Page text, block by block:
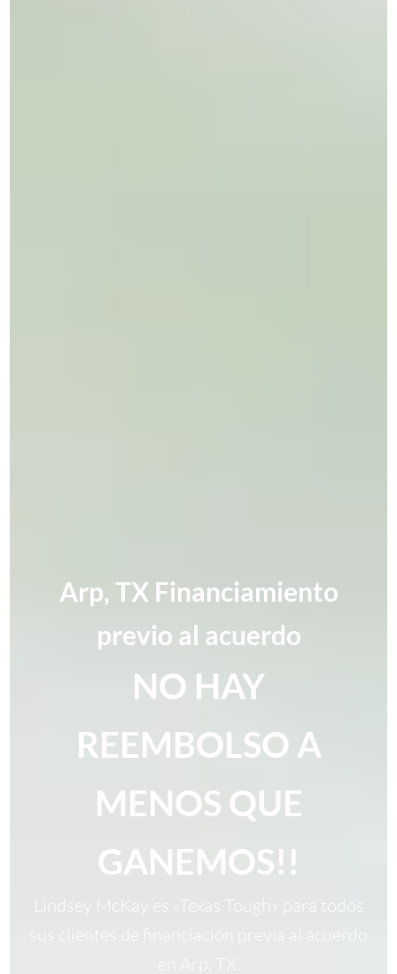
Arp, TX Financiamiento
previo al acuerdo
NO HAY
REEMBOLSO A
MENOS QUE
GANEMOS!!
Lindsey McKay es «Texas Tough» para todos
sus clientes de financiación previa al acuerdo
en Arp, TX.